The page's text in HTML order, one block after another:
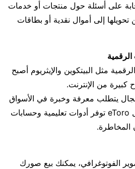
على أسئلة حول منتجات أو خدمات
إلى أموال نقدية أو بطاقات
مثل البيتكوين والإيثريوم أصبح
كبيرة من الإنترنت.
يتطلب معرفة وخبرة في الأسواق
المالية، إلا أن منصات مثل eToro توفر أدوات تعليمية وحسابات
المخاطرة.
الفوتوغرافي، يمكنك بيع صورك